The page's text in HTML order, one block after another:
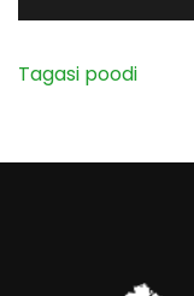
Tagasi poodi